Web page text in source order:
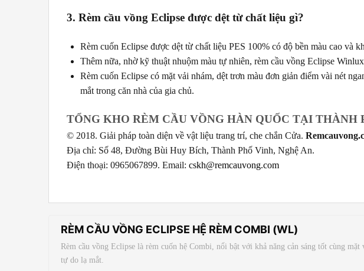
3. Rèm cầu vồng Eclipse được dệt từ chất liệu gì?
Rèm cuốn Eclipse được dệt từ chất liệu PES 100% có độ bền màu cao và
Thêm nữa, nhờ kỹ thuật nhuộm màu tự nhiên, rèm cầu vồng Eclipse
Rèm cuốn Eclipse có mặt vải nhám, dệt trơn màu đơn giản điểm vài nét
mắt trong căn nhà của gia chủ.
TỔNG KHO RÈM CẦU VỒNG HÀN QUỐC TẠI THÀNH
© 2018. Giải pháp toàn diện về vật liệu trang trí, che chắn Cửa.
Địa chỉ: Số 48, Đường Bùi Huy Bích, Thành Phố Vinh, Nghệ An.
Điện thoại: 0965067899. Email: cskh@remcauvong.com
RÈM CẦU VỒNG ECLIPSE HỆ RÈM COMBI (WL)
Rèm cầu vồng Eclipse là rèm cuốn hệ Combi, nổi bật với khả năng cản sáng tốt cùng
tự do lạ mắt.